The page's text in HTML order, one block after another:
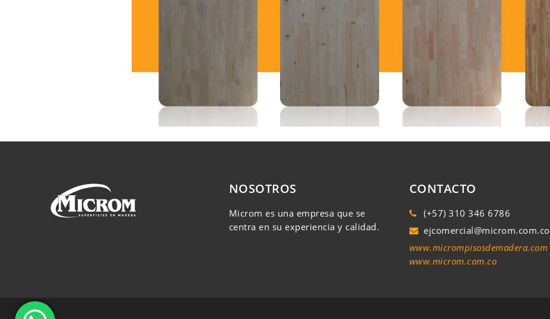
NOSOTROS
Microm es una empresa que se
centra en su experiencia y calidad.
CONTACTO
(+57) 310 346 6786
ejcomercial@microm.com.co
www.micrompisosdemadera.com
www.microm.com.co